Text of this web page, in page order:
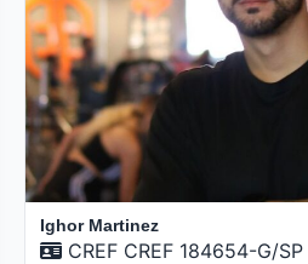
Ighor Martinez
CREF CREF 184654-G/SP